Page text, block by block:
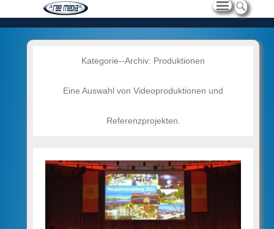
Kategorie--Archiv: Produktionen
Eine Auswahl von Videoproduktionen und
Referenzprojekten.